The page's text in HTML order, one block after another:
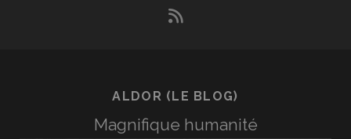
rss
ALDOR (LE BLOG)
Magnifique humanité